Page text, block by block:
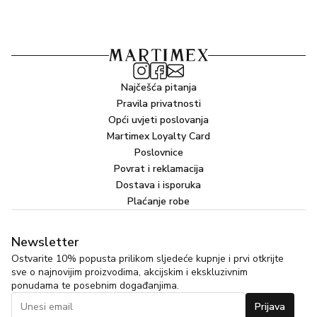
(FRAGRANCE), CI 77499 (IRON OXIDES), PROPYLENE
GLYCOL, SILICA, XANTHAN GUM ,ALUMINUM
HYDROXIDE, SODIUM DEHYDROACETATE,
ETHYLHEXYLGLYCERIN, DISODIUM EDTA, GINKGO
BILOBA LEAF EXTRACT, MICA,
CYCLOPENTASILOXANE, CITRIC ACID, CAPRYLYL
GLYCOL, 1,2-HEXANEDIOL, TOCOPHEROL, LACTIC
ACID, GLUCOSE, TRIPLEUROSPERMUM MARITIMUM
EXTRACT, HELIANTHUS ANNUUS (SUNFLOWER)
SEED OIL, SODIUM BENZOATE, POTASSIUM
Najčešća pitanja
Pravila privatnosti
Opći uvjeti poslovanja
Martimex Loyalty Card
Poslovnice
Povrat i reklamacija
Dostava i isporuka
Plaćanje robe
Newsletter
Ostvarite 10% popusta prilikom sljedeće kupnje i prvi otkrijte
sve o najnovijim proizvodima, akcijskim i ekskluzivnim
ponudama te posebnim događanjima.
Prijava